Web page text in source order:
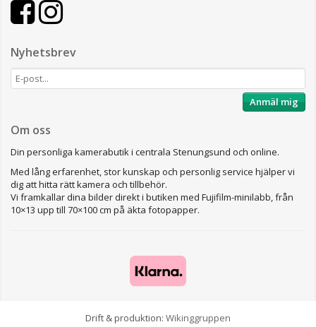
Nyhetsbrev
Anmäl mig
Om oss
Din personliga kamerabutik i centrala Stenungsund och online.
Med lång erfarenhet, stor kunskap och personlig service hjälper vi
dig att hitta rätt kamera och tillbehör.
Vi framkallar dina bilder direkt i butiken med Fujifilm-minilabb, från
10×13 upp till 70×100 cm på äkta fotopapper.
Drift & produktion: Wikinggruppen